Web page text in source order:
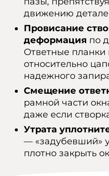
движению
Провисание
деформация по
Ответные
относительно
надежного
Смещение
рамной части
даже если
Утрата
— «задубевший»
плотно закрыть